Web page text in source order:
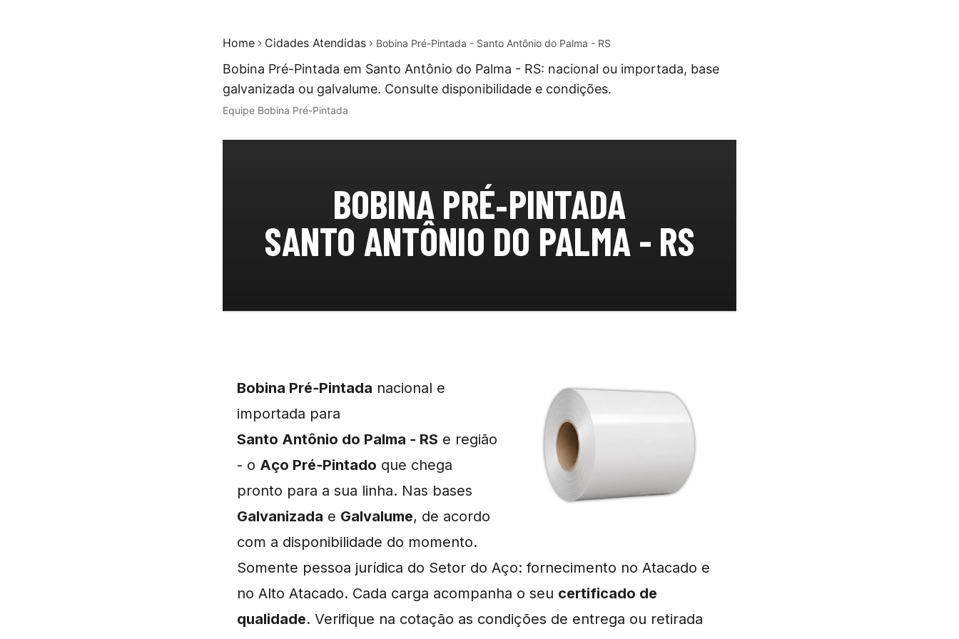
Home Cidades Atendidas Bobina Pré-Pintada - Santo Antônio do Palma - RS
Bobina Pré-Pintada em Santo Antônio do Palma - RS: nacional ou importada, base
galvanizada ou galvalume. Consulte disponibilidade e condições.
Equipe Bobina Pré-Pintada
BOBINA PRÉ‑PINTADA
SANTO ANTÔNIO DO PALMA - RS
Bobina Pré‑Pintada nacional e
importada para
Santo Antônio do Palma ‑ RS e região
- o Aço Pré‑Pintado que chega
pronto para a sua linha. Nas bases
Galvanizada e Galvalume, de acordo
com a disponibilidade do momento.
Somente pessoa jurídica do Setor do Aço: fornecimento no Atacado e
no Alto Atacado. Cada carga acompanha o seu certificado de
qualidade. Verifique na cotação as condições de entrega ou retirada